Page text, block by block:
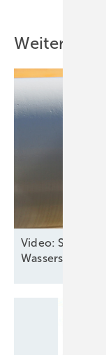
Weitere
Video:
Wasserstoff-